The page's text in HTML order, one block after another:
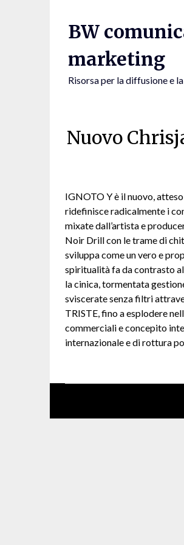
BW
marketing
Risorsa per la diffusione e
Nuovo
IGNOTO Y è il nuovo,
ridefinisce radicalmente i
mixate dall’artista e
Noir Drill con le trame di
sviluppa come un vero e
spiritualità fa da contrasto
la cinica, tormentata
sviscerate senza filtri
TRISTE, fino a esplodere
commerciali e concepito
internazionale e di rottura